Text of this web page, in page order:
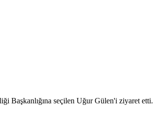
Başkanlığına seçilen Uğur Gülen'i ziyaret etti.